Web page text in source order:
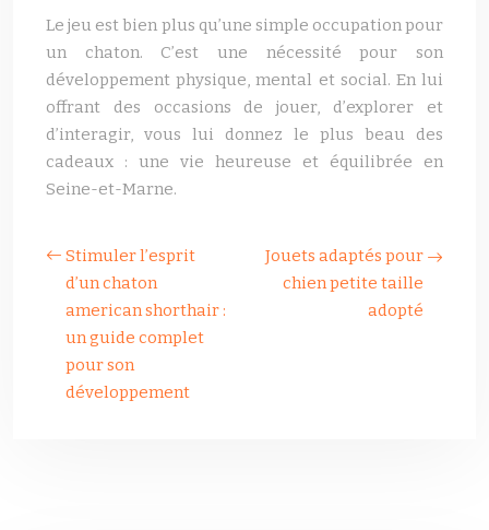
Le jeu est bien plus qu’une simple occupation pour
un chaton. C’est une nécessité pour son
développement physique, mental et social. En lui
offrant des occasions de jouer, d’explorer et
d’interagir, vous lui donnez le plus beau des
cadeaux : une vie heureuse et équilibrée en
Seine-et-Marne.
Stimuler l’esprit
d’un chaton
american shorthair :
un guide complet
pour son
développement
Jouets adaptés pour
chien petite taille
adopté